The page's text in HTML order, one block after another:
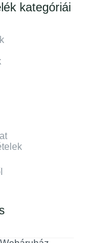
kategóriái